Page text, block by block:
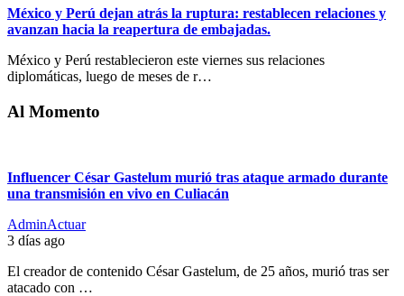
México y Perú dejan atrás la ruptura: restablecen relaciones y
avanzan hacia la reapertura de embajadas.
México y Perú restablecieron este viernes sus relaciones
diplomáticas, luego de meses de r…
Al Momento
Influencer César Gastelum murió tras ataque armado durante
una transmisión en vivo en Culiacán
AdminActuar
3 días ago
El creador de contenido César Gastelum, de 25 años, murió tras ser
atacado con …